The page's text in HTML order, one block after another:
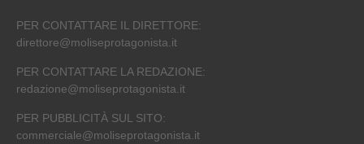
PER CONTATTARE IL DIRETTORE:
direttore@moliseprotagonista.it
PER CONTATTARE LA REDAZIONE:
redazione@moliseprotagonista.it
PER PUBBLICITÀ SUL SITO:
commerciale@moliseprotagonista.it